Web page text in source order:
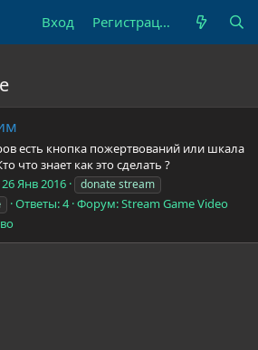
Вход Регистрация
есть кнопка пожертвований или шкала
что знает как это сделать ?
26 Янв 2016
donate stream
Ответы: 4 Форум:Stream Game Video